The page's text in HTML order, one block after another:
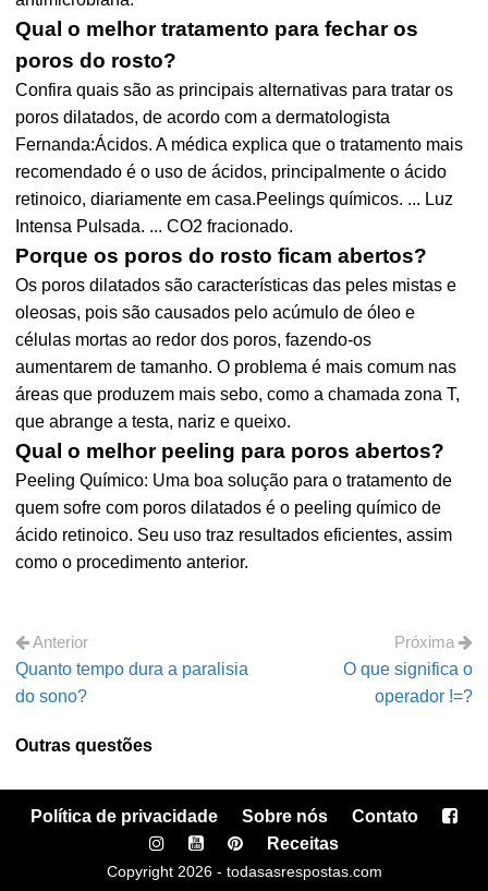
Qual o melhor tratamento para fechar os
poros do rosto?
Confira quais são as principais alternativas para tratar os
poros dilatados, de acordo com a dermatologista
Fernanda:Ácidos. A médica explica que o tratamento mais
recomendado é o uso de ácidos, principalmente o ácido
retinoico, diariamente em casa.Peelings químicos. ... Luz
Intensa Pulsada. ... CO2 fracionado.
Porque os poros do rosto ficam abertos?
Os poros dilatados são características das peles mistas e
oleosas, pois são causados pelo acúmulo de óleo e
células mortas ao redor dos poros, fazendo-os
aumentarem de tamanho. O problema é mais comum nas
áreas que produzem mais sebo, como a chamada zona T,
que abrange a testa, nariz e queixo.
Qual o melhor peeling para poros abertos?
Peeling Químico: Uma boa solução para o tratamento de
quem sofre com poros dilatados é o peeling químico de
ácido retinoico. Seu uso traz resultados eficientes, assim
como o procedimento anterior.
Anterior
Quanto tempo dura a paralisia
do sono?
Próxima
O que significa o
operador !=?
Outras questões
Política de privacidade Sobre nós
Contato
Receitas
Copyright 2026 - todasasrespostas.com